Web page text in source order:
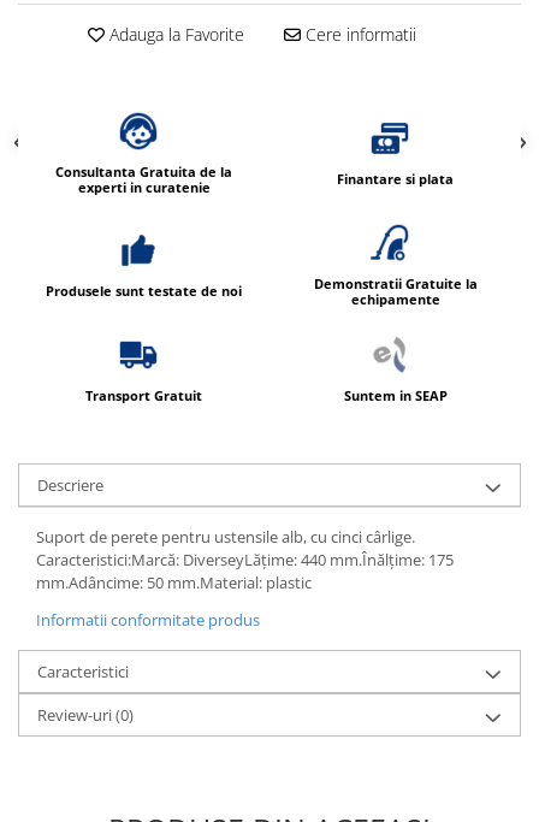
Dispensere pungi igiena feminina
Dispensere rola hartie industriala
Dispensere servetele masa,
servetele faciale
Dozatoare sapun lichid
Uscatoare de maini
Uscatoare de par
Crema de corp
Sampon si gel de dus
Sapun solid
Sapun spuma
Consumabile hartie
Acoperitori toaleta
Cearceaf hartie & cearceaf hartie
Hartie igienica
Prosoape hartie pliate
Pungi igienice
Adauga la Favorite Cere informatii
Consultanta Gratuita de la
experti in curatenie
Finantare si plata
Produsele sunt testate de noi
Demonstratii Gratuite la
echipamente
Transport Gratuit Suntem in SEAP
Descriere
Suport de perete pentru ustensile alb, cu cinci cârlige.
Caracteristici:Marcă: DiverseyLățime: 440 mm.Înălțime: 175
mm.Adâncime: 50 mm.Material: plastic
Informatii conformitate produs
Caracteristici
Review-uri(0)